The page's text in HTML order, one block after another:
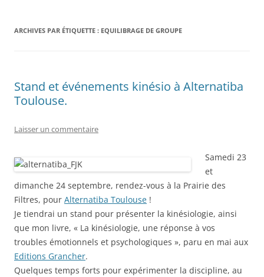
ARCHIVES PAR ÉTIQUETTE : EQUILIBRAGE DE GROUPE
Stand et événements kinésio à Alternatiba
Toulouse.
Laisser un commentaire
Samedi 23
et
dimanche 24 septembre, rendez-vous à la Prairie des
Filtres, pour Alternatiba Toulouse !
Je tiendrai un stand pour présenter la kinésiologie, ainsi
que mon livre, « La kinésiologie, une réponse à vos
troubles émotionnels et psychologiques », paru en mai aux
Editions Grancher.
Quelques temps forts pour expérimenter la discipline, au